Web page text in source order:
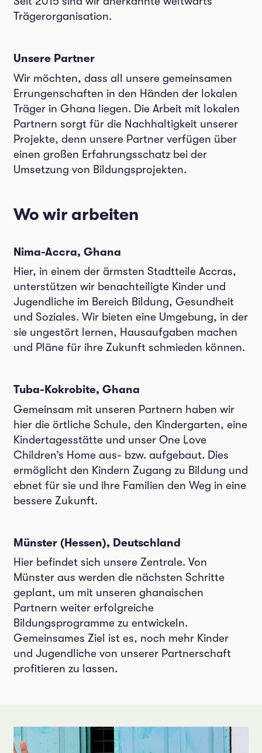
Trägerorganisation.
Unsere Partner
Wir möchten, dass all unsere gemeinsamen
Errungenschaften in den Händen der lokalen
Träger in Ghana liegen. Die Arbeit mit lokalen
Partnern sorgt für die Nachhaltigkeit unserer
Projekte, denn unsere Partner verfügen über
einen großen Erfahrungsschatz bei der
Umsetzung von Bildungsprojekten.
Wo wir arbeiten
Nima-Accra, Ghana
Hier, in einem der ärmsten Stadtteile Accras,
unterstützen wir benachteiligte Kinder und
Jugendliche im Bereich Bildung, Gesundheit
und Soziales. Wir bieten eine Umgebung, in der
sie ungestört lernen, Hausaufgaben machen
und Pläne für ihre Zukunft schmieden können.
Tuba-Kokrobite, Ghana
Gemeinsam mit unseren Partnern haben wir
hier die örtliche Schule, den Kindergarten, eine
Kindertagesstätte und unser One Love
Children’s Home aus- bzw. aufgebaut. Dies
ermöglicht den Kindern Zugang zu Bildung und
ebnet für sie und ihre Familien den Weg in eine
bessere Zukunft.
Münster (Hessen), Deutschland
Hier befindet sich unsere Zentrale. Von
Münster aus werden die nächsten Schritte
geplant, um mit unseren ghanaischen
Partnern weiter erfolgreiche
Bildungsprogramme zu entwickeln.
Gemeinsames Ziel ist es, noch mehr Kinder
und Jugendliche von unserer Partnerschaft
profitieren zu lassen.